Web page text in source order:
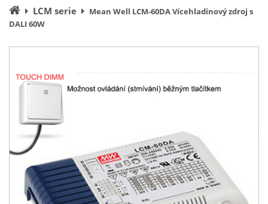
Úvodní
stránka
LCM serie
Mean Well LCM-60DA Vícehladinový zdroj s
DALI 60W